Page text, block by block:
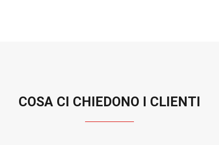
COSA CI CHIEDONO I CLIENTI